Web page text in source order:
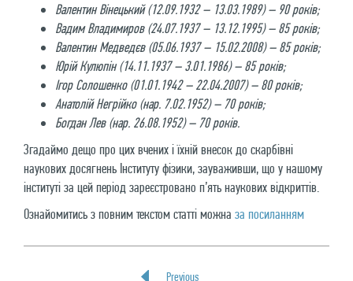
Валентин Вінецький (12.09.1932 – 13.03.1989) – 90 років;
Вадим Владимиров (24.07.1937 – 13.12.1995) – 85 років;
Валентин Медведєв (05.06.1937 – 15.02.2008) – 85 років;
Юрій Кулюпін (14.11.1937 – 3.01.1986) – 85 років;
Ігор Солошенко (01.01.1942 – 22.04.2007) – 80 років;
Анатолій Негрійко (нар. 7.02.1952) – 70 років;
Богдан Лев (нар. 26.08.1952) – 70 років.
Згадаймо дещо про цих вчених і їхній внесок до скарбівні
наукових досягнень Інституту фізики, зауваживши, що у нашому
інституті за цей період зареєстровано п’ять наукових відкриттів.
Ознайомитись з повним текстом статті можна за посиланням
Previous